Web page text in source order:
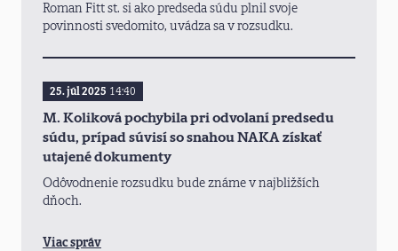
Roman Fitt st. si ako predseda súdu plnil svoje
povinnosti svedomito, uvádza sa v rozsudku.
25. júl 2025 14:40
M. Koliková pochybila pri odvolaní predsedu
súdu, prípad súvisí so snahou NAKA získať
utajené dokumenty
Odôvodnenie rozsudku bude známe v najbližších
dňoch.
Viac správ